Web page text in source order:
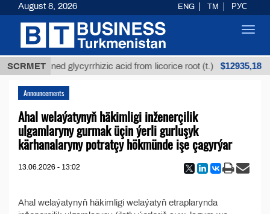
SCRMET
Unrefined glycyrrhizic acid from licorice root (t.) $12935,18
Announcements
Ahal welaýatynyň häkimligi inženerçilik
ulgamlaryny gurmak üçin ýerli gurluşyk
kärhanalaryny potratçy hökmünde işe çagyrýar
13.06.2026 - 13:02
Ahal welaýatynyň häkimligi welaýatyň etraplarynda
August 8, 2026 ENG TM РУС